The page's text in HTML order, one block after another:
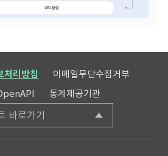
처리방침
이메일무단수집거부
통계제공기관
바로가기